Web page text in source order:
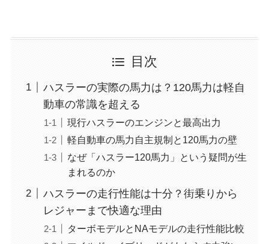
目次
ハスラーの実際の馬力は？120馬力は軽自
動車の常識を超える
現行ハスラーのエンジンと最高出力
軽自動車の馬力自主規制と120馬力の壁
なぜ「ハスラー120馬力」という疑問が生
まれるのか
ハスラーの走行性能は十分？街乗りから
レジャーまで快適な理由
ターボモデルとNAモデルの走行性能比較